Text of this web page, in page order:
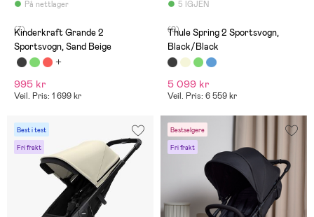
På nettlager
(7)
Kinderkraft Grande 2
Sportsvogn, Sand Beige
995 kr
Veil. Pris: 1 699 kr
5 IGJEN
(0)
Thule Spring 2 Sportsvogn,
Black/Black
5 099 kr
Veil. Pris: 6 559 kr
Best i test
Fri frakt
Bestselgere
Fri frakt